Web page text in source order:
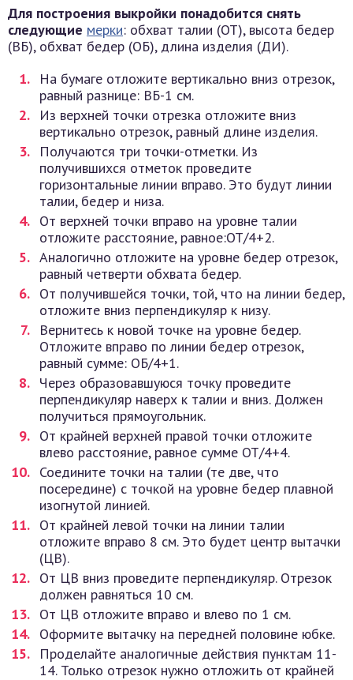
Для построения выкройки понадобится снять
следующие мерки: обхват талии (ОТ), высота бедер
(ВБ), обхват бедер (ОБ), длина изделия (ДИ).
На бумаге отложите вертикально вниз отрезок,
равный разнице: ВБ-1 см.
Из верхней точки отрезка отложите вниз
вертикально отрезок, равный длине изделия.
Получаются три точки-отметки. Из
получившихся отметок проведите
горизонтальные линии вправо. Это будут линии
талии, бедер и низа.
От верхней точки вправо на уровне талии
отложите расстояние, равное:ОТ/4+2.
Аналогично отложите на уровне бедер отрезок,
равный четверти обхвата бедер.
От получившейся точки, той, что на линии бедер,
отложите вниз перпендикуляр к низу.
Вернитесь к новой точке на уровне бедер.
Отложите вправо по линии бедер отрезок,
равный сумме: ОБ/4+1.
Через образовавшуюся точку проведите
перпендикуляр наверх к талии и вниз. Должен
получиться прямоугольник.
От крайней верхней правой точки отложите
влево расстояние, равное сумме ОТ/4+4.
Соедините точки на талии (те две, что
посередине) с точкой на уровне бедер плавной
изогнутой линией.
От крайней левой точки на линии талии
отложите вправо 8 см. Это будет центр вытачки
(ЦВ).
От ЦВ вниз проведите перпендикуляр. Отрезок
должен равняться 10 см.
От ЦВ отложите вправо и влево по 1 см.
Оформите вытачку на передней половине юбке.
Проделайте аналогичные действия пунктам 11-
14. Только отрезок нужно отложить от крайней